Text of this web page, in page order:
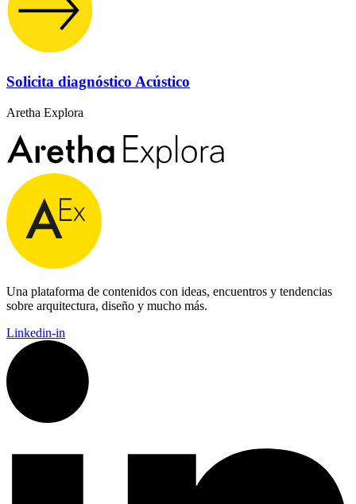
Solicita diagnóstico Acústico
Aretha Explora
Una plataforma de contenidos con ideas, encuentros y tendencias
sobre arquitectura, diseño y mucho más.
Linkedin-in